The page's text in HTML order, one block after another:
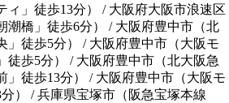
ィ」徒歩13分） / 大阪府大阪市浪速区
潮橋」徒歩6分） / 大阪府豊中市（北
」徒歩5分） / 大阪府豊中市（大阪モ
徒歩5分） / 大阪府豊中市（北大阪急
」徒歩13分） / 大阪府豊中市（大阪モ
） / 兵庫県宝塚市（阪急宝塚本線